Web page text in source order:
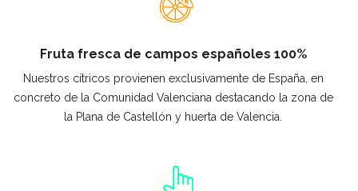
Fruta fresca de campos españoles 100%
Nuestros cítricos provienen exclusivamente de España, en
concreto de la Comunidad Valenciana destacando la zona de
la Plana de Castellón y huerta de Valencia.